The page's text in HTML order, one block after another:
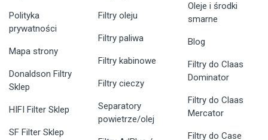
Polityka
prywatności
Mapa strony
Donaldson Filtry
Sklep
HIFI Filter Sklep
SF Filter Sklep
Filtry oleju
Filtry paliwa
Filtry kabinowe
Filtry cieczy
Separatory
powietrze/olej
Oleje i środki
smarne
Blog
Filtry do Claas
Dominator
Filtry do Claas
Mercator
Filtry do Case